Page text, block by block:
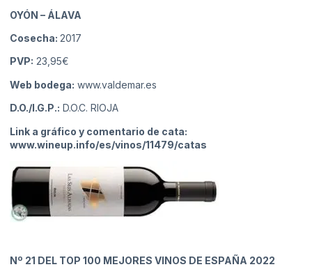
OYÓN – ÁLAVA
Cosecha: 2017
PVP: 23,95€
Web bodega: www.valdemar.es
D.O./I.G.P.: D.O.C. RIOJA
Link a gráfico y comentario de cata:
www.wineup.info/es/vinos/11479/catas
Nº 21 DEL TOP 100 MEJORES VINOS DE ESPAÑA 2022